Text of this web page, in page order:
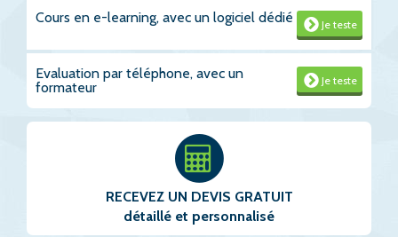
Je teste
Cours en e-learning, avec un logiciel dédié
Je teste
Evaluation par téléphone, avec un
formateur
RECEVEZ UN DEVIS GRATUIT
détaillé et personnalisé